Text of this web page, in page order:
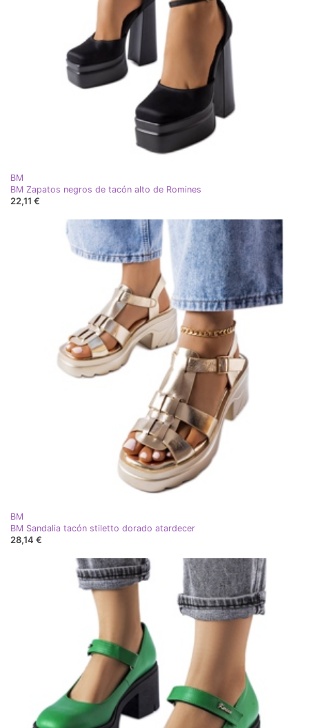
BM
BM Zapatos negros de tacón alto de Romines
22,11 €
BM
BM Sandalia tacón stiletto dorado atardecer
28,14 €